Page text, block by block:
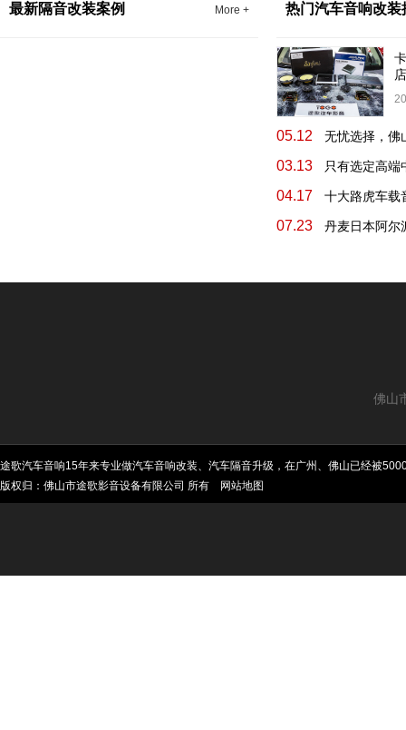
迈腾 改装区域：广东 改装级
车音响在汽车音响隔音改装升
体验到音乐的现场氛围，而且
精神面貌是悉心。
最新隔音改装案例 More + 热门汽车音响改装
05.12
03.13
04.17
07.23
佛山
途歌汽车音响15年来专业做汽车音响改装、汽车隔音升级，在广州、佛山已经被
版权归：佛山市途歌影音设备有限公司 所有
网站地图